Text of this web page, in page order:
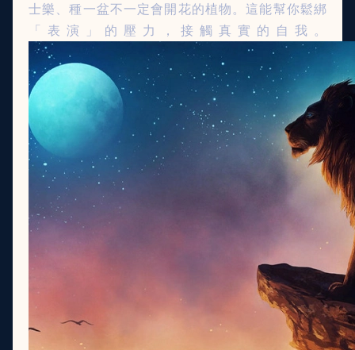
士樂、種一盆不一定會開花的植物。這能幫你鬆綁
「表演」的壓力，接觸真實的自我。